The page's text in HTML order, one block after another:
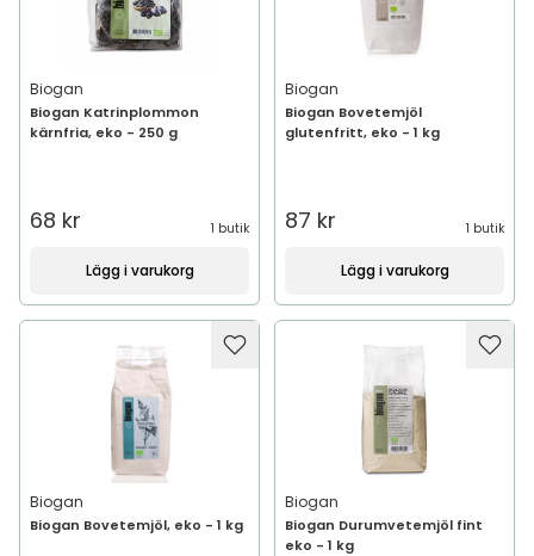
Biogan
Biogan Katrinplommon
kärnfria, eko - 250 g
68 kr 1 butik
Lägg i varukorg
Biogan
Biogan Bovetemjöl
glutenfritt, eko - 1 kg
87 kr 1 butik
Lägg i varukorg
Biogan
Biogan Bovetemjöl, eko - 1 kg
Biogan
Biogan Durumvetemjöl fint
eko - 1 kg